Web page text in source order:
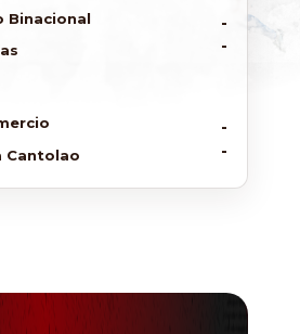
Binacional
-
-
Cantolao
-
-